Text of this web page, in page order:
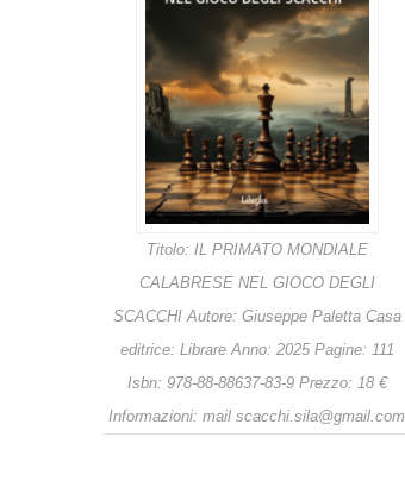
Titolo: IL PRIMATO MONDIALE
CALABRESE NEL GIOCO DEGLI
SCACCHI Autore: Giuseppe Paletta Casa
editrice: Librare Anno: 2025 Pagine: 111
Isbn: 978-88-88637-83-9 Prezzo: 18 €
Informazioni: mail scacchi.sila@gmail.com